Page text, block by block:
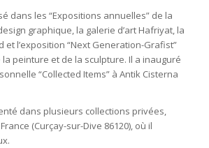
dans les “Expositions annuelles” de la
graphique, la galerie d’art Hafriyat, la
et l’exposition “Next Generation-Grafist”
la peinture et de la sculpture. Il a inauguré
“Collected Items” à Antik Cisterna
dans plusieurs collections privées,
(Curçay-sur-Dive 86120), où il